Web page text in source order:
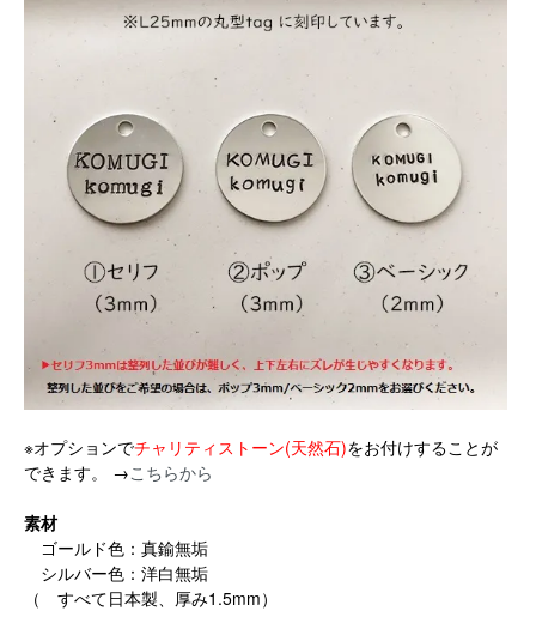
※オプションでチャリティストーン(天然石)をお付けすることが
できます。 →こちらから
素材
ゴールド色：真鍮無垢
シルバー色：洋白無垢
（ すべて日本製、厚み1.5mm）